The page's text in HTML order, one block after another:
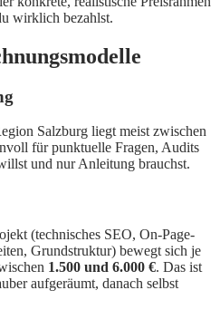
wirklich bezahlst.
Salzburg liegt meist zwischen
für punktuelle Fragen, Audits
und nur Anleitung brauchst.
(technisches SEO, On-Page-
Grundstruktur) bewegt sich je
1.500 und 6.000 €. Das ist
aufgeräumt, danach selbst